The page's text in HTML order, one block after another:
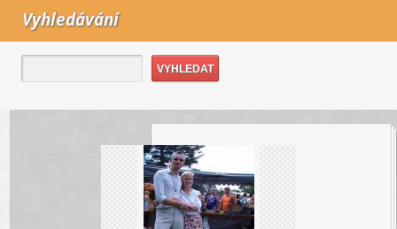
Vyhledávání